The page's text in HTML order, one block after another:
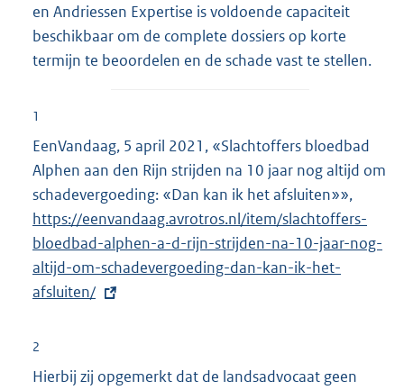
en Andriessen Expertise is voldoende capaciteit
beschikbaar om de complete dossiers op korte
termijn te beoordelen en de schade vast te stellen.
1
EenVandaag, 5 april 2021, «Slachtoffers bloedbad
Alphen aan den Rijn strijden na 10 jaar nog altijd om
schadevergoeding: «Dan kan ik het afsluiten»»,
x
t
https://eenvandaag.avrotros.nl/item/slachtoffers-
bloedbad-alphen-a-d-rijn-strijden-na-10-jaar-nog-
altijd-om-schadevergoeding-dan-kan-ik-het-
afsluiten/
2
Hierbij zij opgemerkt dat de landsadvocaat geen